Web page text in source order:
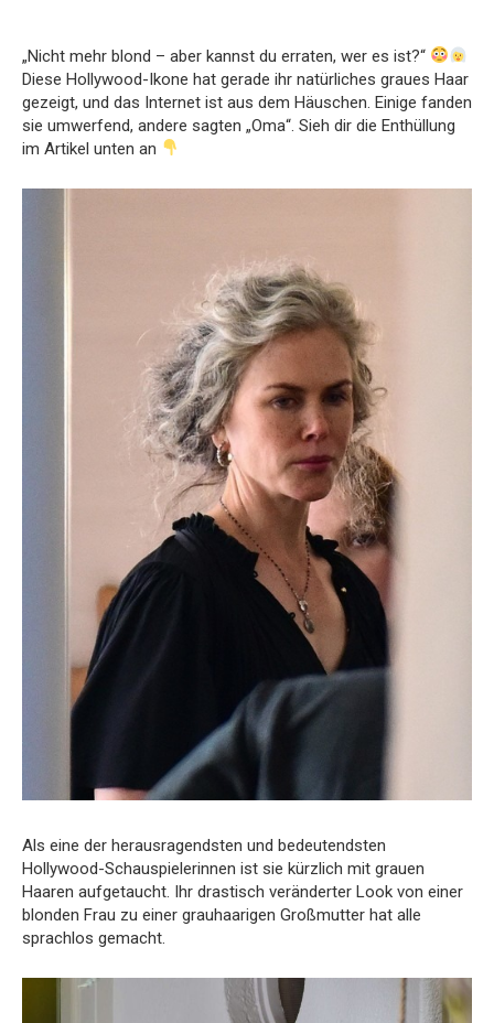
„Nicht mehr blond – aber kannst du erraten, wer es ist?“
Diese Hollywood-Ikone hat gerade ihr natürliches graues Haar
gezeigt, und das Internet ist aus dem Häuschen. Einige fanden
sie umwerfend, andere sagten „Oma“. Sieh dir die Enthüllung
im Artikel unten an
Als eine der herausragendsten und bedeutendsten
Hollywood-Schauspielerinnen ist sie kürzlich mit grauen
Haaren aufgetaucht. Ihr drastisch veränderter Look von einer
blonden Frau zu einer grauhaarigen Großmutter hat alle
sprachlos gemacht.